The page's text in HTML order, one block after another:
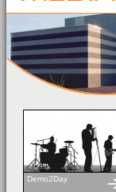
Demo2Day